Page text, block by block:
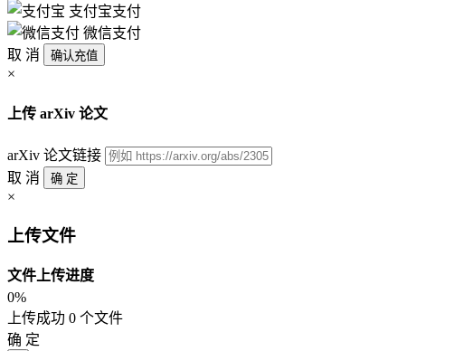
支付宝支付
微信支付
取 消
确认充值
×
上传 arXiv 论文
arXiv 论文链接
取 消
确 定
×
上传文件
文件上传进度
0%
上传成功 0 个文件
确 定